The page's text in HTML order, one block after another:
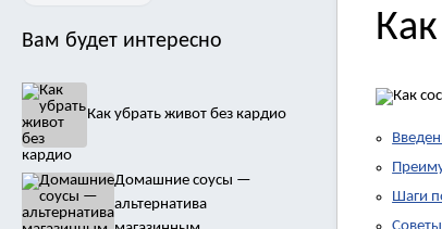
Вам будет интересно
Как убрать живот без кардио
Домашние соусы —
альтернатива
Шаги